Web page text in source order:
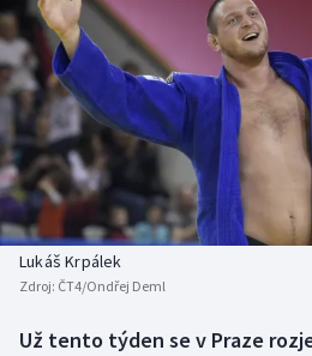
DALŠÍ SPORTY
Americký fotbal
Baseball a softbal
Basketbal
Biatlon
NEPŘEHLÉDNĚTE
Soutěže
Historické návraty
Aplikace ČT sport
Lukáš Krpálek
Zdroj: ČT4/Ondřej Deml
Už tento týden se v Praze